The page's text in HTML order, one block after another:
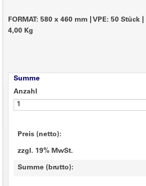
FORMAT: 580 x 460 mm VPE: 50 Stück
4,00 Kg
Summe
Anzahl
Preis (netto):
zzgl. 19% MwSt.
Summe (brutto):